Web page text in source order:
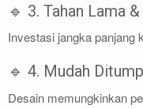
🔹 3. Tahan Lama
Investasi jangka panjang
🔹 4. Mudah
Desain memungkinkan